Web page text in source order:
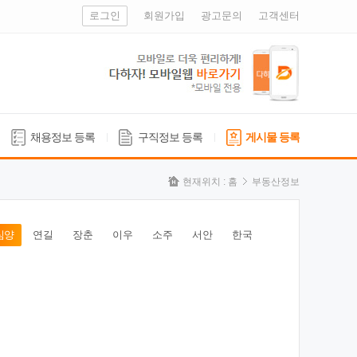
로그인 회원가입 광고문의 고객센터
채용정보 등록 구직정보 등록 게시물 등록
현재위치 : 홈 부동산정보
양 연길 장춘 이우 소주 서안 한국